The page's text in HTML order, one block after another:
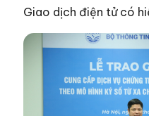
Giao dịch điện tử có